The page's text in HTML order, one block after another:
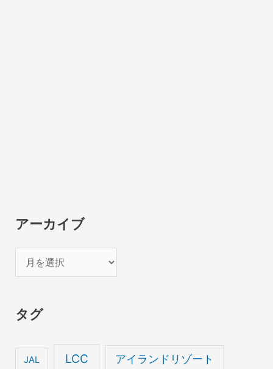
アーカイブ
ー
イ
タグ
JAL LCC アイランドリゾート